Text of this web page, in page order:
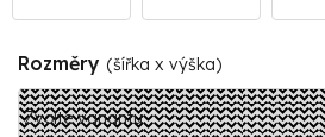
Rozměry (šířka x výška)